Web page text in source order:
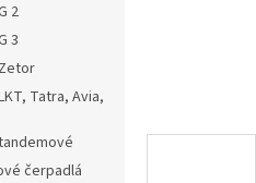
2
3
Tatra, Avia,
čerpadlá